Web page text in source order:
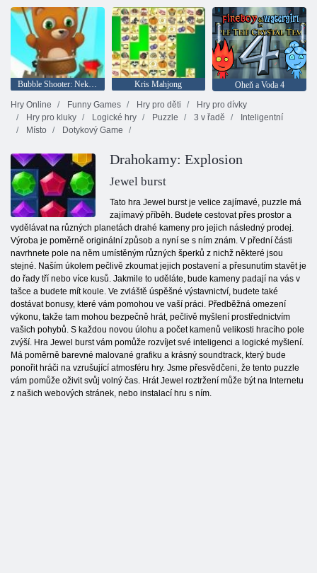
Bubble Shooter: Nekonečno Kris Mahjong
Oheň a Voda 4
Hry Online
Funny Games Hry pro děti
Hry pro dívky
Hry pro kluky
Logické hry Puzzle 3 v řadě
Inteligentní
Místo
Dotykový Game
Drahokamy: Explosion
Jewel burst
Tato hra Jewel burst je velice zajímavé, puzzle má
zajímavý příběh. Budete cestovat přes prostor a
vydělávat na různých planetách drahé kameny pro jejich následný prodej.
Výroba je poměrně originální způsob a nyní se s ním znám. V přední části
navrhnete pole na něm umístěným různých šperků z nichž některé jsou
stejné. Naším úkolem pečlivě zkoumat jejich postavení a přesunutím stavět je
do řady tří nebo více kusů. Jakmile to uděláte, bude kameny padají na vás v
tašce a budete mít koule. Ve zvláště úspěšné výstavnictví, budete také
dostávat bonusy, které vám pomohou ve vaší práci. Předběžná omezení
výkonu, takže tam mohou bezpečně hrát, pečlivě myšlení prostřednictvím
vašich pohybů. S každou novou úlohu a počet kamenů velikosti hracího pole
zvýší. Hra Jewel burst vám pomůže rozvíjet své inteligenci a logické myšlení.
Má poměrně barevné malované grafiku a krásný soundtrack, který bude
ponořit hráči na vzrušující atmosféru hry. Jsme přesvědčeni, že tento puzzle
vám pomůže oživit svůj volný čas. Hrát Jewel roztržení může být na Internetu
z našich webových stránek, nebo instalací hru s ním.